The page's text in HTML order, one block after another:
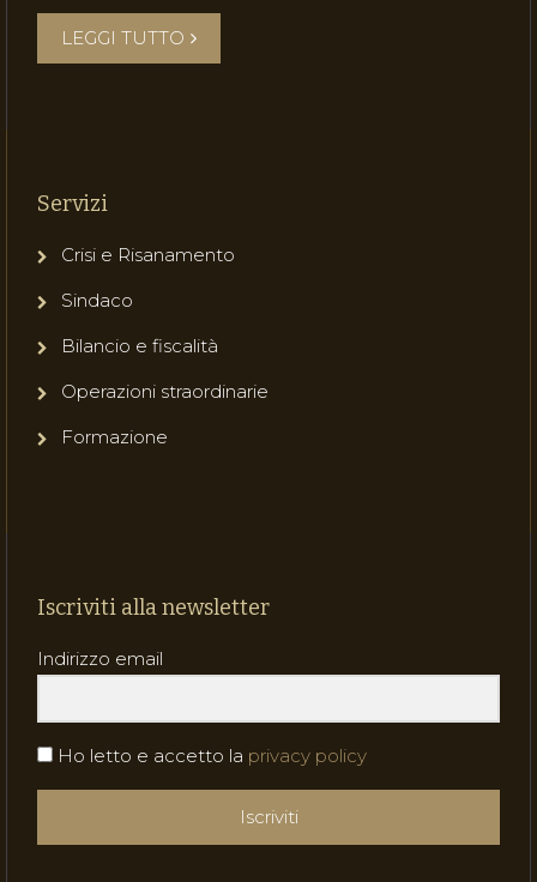
LEGGI TUTTO
Servizi
Crisi e Risanamento
Sindaco
Bilancio e fiscalità
Operazioni straordinarie
Formazione
Iscriviti alla newsletter
Indirizzo email
Ho letto e accetto la privacy policy
Iscriviti